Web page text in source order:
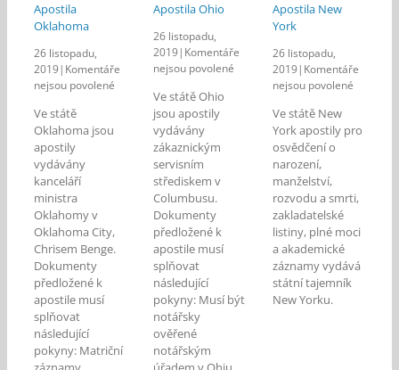
Apostila
Oklahoma
26 listopadu,
2019| Komentáře
nejsou povolenéu
Apostila
Oklahoma
Ve státě
Oklahoma jsou
apostily
vydávány
kanceláří
ministra
Oklahomy v
Oklahoma City,
Chrisem Benge.
Dokumenty
předložené k
apostile musí
splňovat
následující
pokyny: Matriční
Apostila Ohio
26 listopadu,
2019| Komentáře
nejsou povolenéu
Apostila
Ve státě Ohio
jsou apostily
vydávány
zákaznickým
servisním
střediskem v
Columbusu.
Dokumenty
předložené k
apostile musí
splňovat
následující
pokyny: Musí být
notářsky
ověřené
notářským
Apostila New
York
26 listopadu,
2019| Komentáře
nejsou povolenéu
názvem
Ve státě New
York apostily pro
osvědčení o
narození,
manželství,
rozvodu a smrti,
zakladatelské
listiny, plné moci
a akademické
záznamy vydává
státní tajemník
New Yorku.